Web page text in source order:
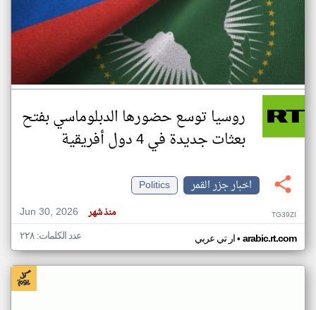
روسيا توسع حضورها الدبلوماسي بفتح
بعثات جديدة في 4 دول أفريقية
اخبار جزر القمر
Politics
Jun 30, 2026
منذ شهر TG39ZI
ار تي عربي• arabic.rt.com عدد الكلمات: ٢٢٨